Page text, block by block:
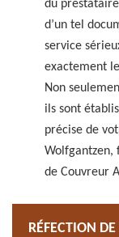
du
d’un tel
service
exactement
Non
ils sont
précise de
Wolfgantzen,
de Couvreur
RÉFECTION